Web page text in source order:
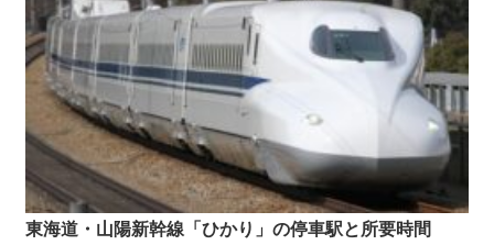
東海道・山陽新幹線「ひかり」の停車駅と所要時間